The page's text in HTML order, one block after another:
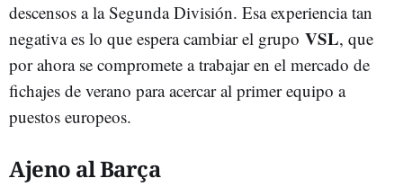
descensos a la Segunda División. Esa experiencia tan
negativa es lo que espera cambiar el grupo VSL, que
por ahora se compromete a trabajar en el mercado de
fichajes de verano para acercar al primer equipo a
puestos europeos.
Ajeno al Barça